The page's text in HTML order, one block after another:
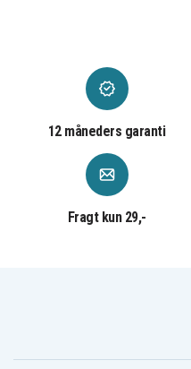
12 måneders garanti
Fragt kun 29,-